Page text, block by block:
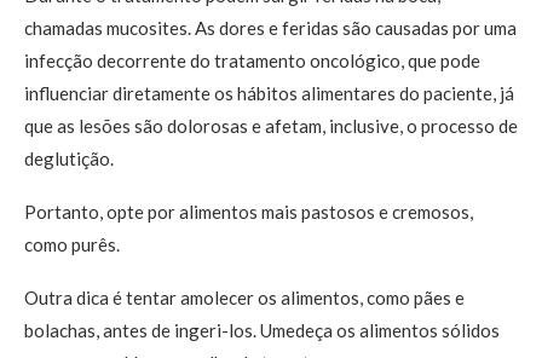
chamadas mucosites. As dores e feridas são causadas por uma
infecção decorrente do tratamento oncológico, que pode
influenciar diretamente os hábitos alimentares do paciente, já
que as lesões são dolorosas e afetam, inclusive, o processo de
deglutição.
Portanto, opte por alimentos mais pastosos e cremosos,
como purês.
Outra dica é tentar amolecer os alimentos, como pães e
bolachas, antes de ingeri-los. Umedeça os alimentos sólidos